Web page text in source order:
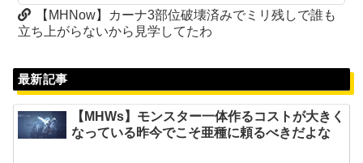
【MHNow】カーナ3部位破壊済みでミリ残しで誰も
立ち上がらないから見学してたわ
最新記事
【MHWs】モンスター一体作るコストが大きく
なっている昨今でこそ亜種に頼るべきだよな